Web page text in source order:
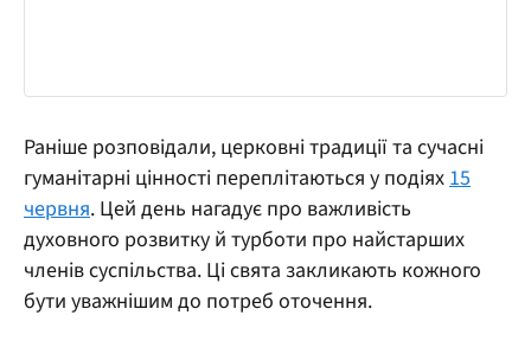
Раніше розповідали, церковні традиції та сучасні
гуманітарні цінності переплітаються у подіях15
червня. Цей день нагадує про важливість
духовного розвитку й турботи про найстарших
членів суспільства. Ці свята закликають кожного
бути уважнішим до потреб оточення.